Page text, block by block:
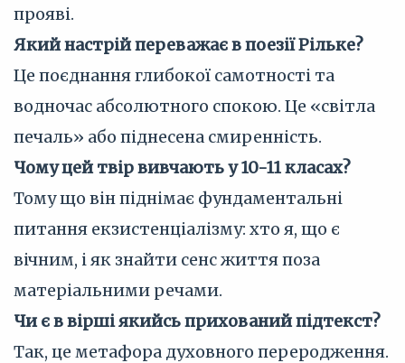
прояві.
Який настрій переважає в поезії Рільке?
Це поєднання глибокої самотності та
водночас абсолютного спокою. Це «світла
печаль» або піднесена смиренність.
Чому цей твір вивчають у 10-11 класах?
Тому що він піднімає фундаментальні
питання екзистенціалізму: хто я, що є
вічним, і як знайти сенс життя поза
матеріальними речами.
Чи є в вірші якийсь прихований підтекст?
Так, це метафора духовного переродження.